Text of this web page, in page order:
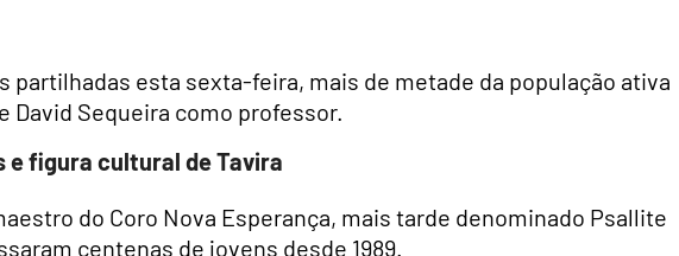
partilhadas esta sexta-feira, mais de metade da população ativa
David Sequeira como professor.
e figura cultural de Tavira
do Coro Nova Esperança, mais tarde denominado Psallite
centenas de jovens desde 1989.